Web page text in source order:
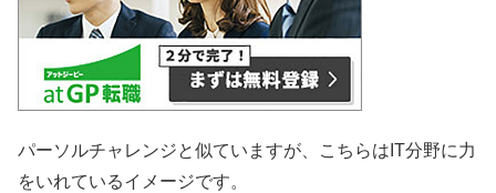
パーソルチャレンジと似ていますが、こちらはIT分野に力
をいれているイメージです。